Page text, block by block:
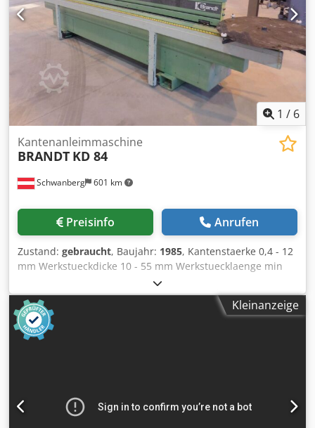
1 / 6
Schwanberg 601 km
Kantenanleimmaschine
BRANDT KD 84
Preisinfo Anrufen
Zustand: gebraucht, Baujahr: 1985, Kantenstaerke 0,4 - 12
mm Werkstueckdicke 10 - 55 mm Werkstuecklaenge min
160 mm Werkstueckgreite min 65 mm Vorschub 13 m/ min
Pneumatikanschluss 7 bar Gesamtlaenge 5220 mm
Gewicht 1950 kg Heizbecken mit Quickmelt -
Schmelzklebergranulat Leimrollendrehrichtung fuer
Gleich- und Gegenlauf Kantenmagazin fuer PVC
Maschineneinlauf alle Aggregate streckengesteuert - d.h.
alle Werkstueckgesteuerten Endschalter entfallen Kappen
Kleinanzeige